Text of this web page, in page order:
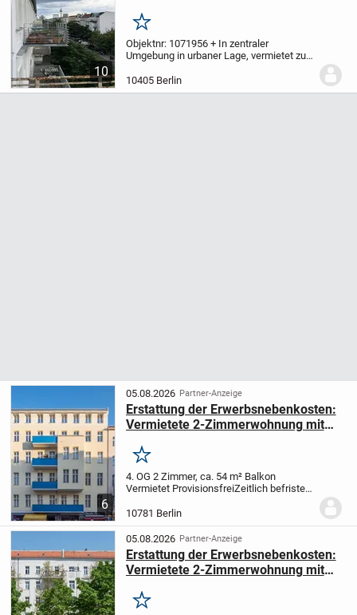
10
Merken
Objektnr: 1071956 + In zentraler
Umgebung in urbaner Lage, vermietet zu
dank 2 Balkone mit direkten Blick auf den
Fernsehturm+ Altbau Wohnung mit Stuck
10405 Berlin
6
05.08.2026 Partner-Anzeige
Erstattung der Erwerbsnebenkosten:
Vermietete 2-Zimmerwohnung mit
Merken
4. OG 2 Zimmer, ca. 54 m²Balkon
VermietetProvisionsfreiZeitlich befristete
erstattet dem Käufer bei Abschluss des
notariellen Kaufvertrags bis zum...
10781 Berlin
05.08.2026 Partner-Anzeige
Erstattung der Erwerbsnebenkosten:
Vermietete 2-Zimmerwohnung mit
Merken